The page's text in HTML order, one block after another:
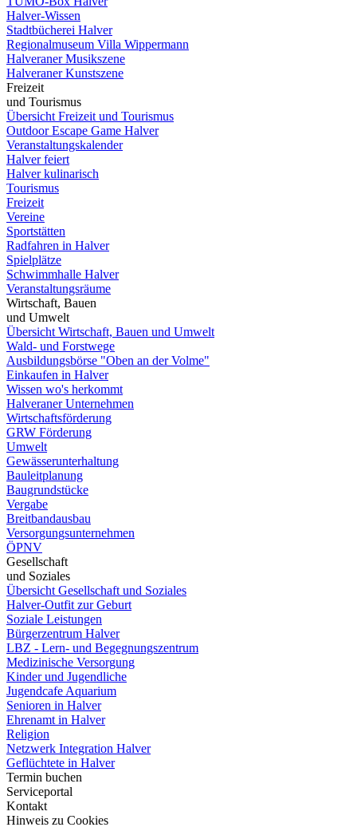
Halver-Wissen
Stadtbücherei Halver
Regionalmuseum Villa Wippermann
Halveraner Musikszene
Halveraner Kunstszene
Freizeit
und Tourismus
Übersicht Freizeit und Tourismus
Outdoor Escape Game Halver
Veranstaltungskalender
Halver feiert
Halver kulinarisch
Tourismus
Freizeit
Vereine
Sportstätten
Radfahren in Halver
Spielplätze
Schwimmhalle Halver
Veranstaltungsräume
Wirtschaft, Bauen
und Umwelt
Übersicht Wirtschaft, Bauen und Umwelt
Wald- und Forstwege
Ausbildungsbörse "Oben an der Volme"
Einkaufen in Halver
Wissen wo's herkommt
Halveraner Unternehmen
Wirtschaftsförderung
GRW Förderung
Umwelt
Gewässerunterhaltung
Bauleitplanung
Baugrundstücke
Vergabe
Breitbandausbau
Versorgungsunternehmen
ÖPNV
Gesellschaft
und Soziales
Übersicht Gesellschaft und Soziales
Halver-Outfit zur Geburt
Soziale Leistungen
Bürgerzentrum Halver
LBZ - Lern- und Begegnungszentrum
Medizinische Versorgung
Kinder und Jugendliche
Jugendcafe Aquarium
Senioren in Halver
Ehrenamt in Halver
Religion
Netzwerk Integration Halver
Geflüchtete in Halver
Termin buchen
Serviceportal
Kontakt
Hinweis zu Cookies